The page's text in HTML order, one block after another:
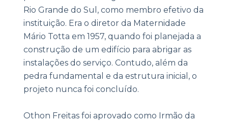
Rio Grande do Sul, como membro efetivo da
instituição. Era o diretor da Maternidade
Mário Totta em 1957, quando foi planejada a
construção de um edifício para abrigar as
instalações do serviço. Contudo, além da
pedra fundamental e da estrutura inicial, o
projeto nunca foi concluído.
Othon Freitas foi aprovado como Irmão da